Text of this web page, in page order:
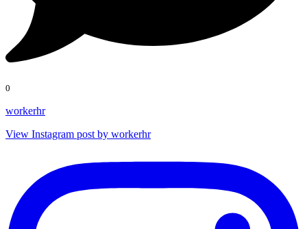
0
workerhr
View Instagram post by workerhr